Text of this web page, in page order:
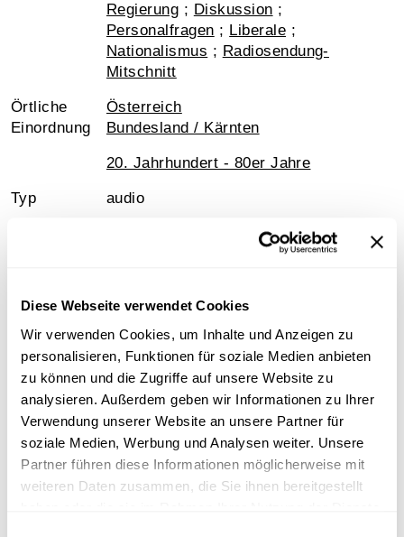
Diese Webseite verwendet Cookies
Wir verwenden Cookies, um Inhalte und Anzeigen zu
personalisieren, Funktionen für soziale Medien anbieten
zu können und die Zugriffe auf unsere Website zu
analysieren. Außerdem geben wir Informationen zu Ihrer
Verwendung unserer Website an unsere Partner für
soziale Medien, Werbung und Analysen weiter. Unsere
Partner führen diese Informationen möglicherweise mit
weiteren Daten zusammen, die Sie ihnen bereitgestellt
Regierung ; Diskussion ;
Personalfragen ; Liberale ;
Nationalismus ; Radiosendung-
Mitschnitt
Örtliche
Einordnung
Österreich
Bundesland / Kärnten
20. Jahrhundert - 80er Jahre
Typ audio
TKA [Tonband auf Kern (AEG)]
Rechte Mit freundlicher Genehmigung: ORF
Signatur
Österreichische Mediathek, jm-
860602_b01
Medienart Mp3-Audiodatei
Information